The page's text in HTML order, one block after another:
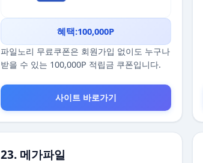
혜택:100,000P
파일노리 무료쿠폰은 회원가입 없이도 누구나
받을 수 있는 100,000P 적립금 쿠폰입니다.
사이트 바로가기
23. 메가파일